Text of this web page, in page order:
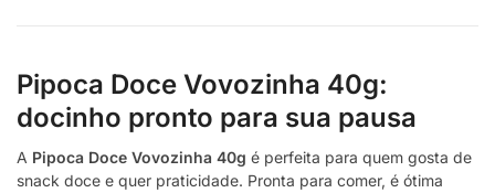
Pipoca Doce Vovozinha 40g:
docinho pronto para sua pausa
A Pipoca Doce Vovozinha 40g é perfeita para quem gosta de
snack doce e quer praticidade. Pronta para comer, é ótima